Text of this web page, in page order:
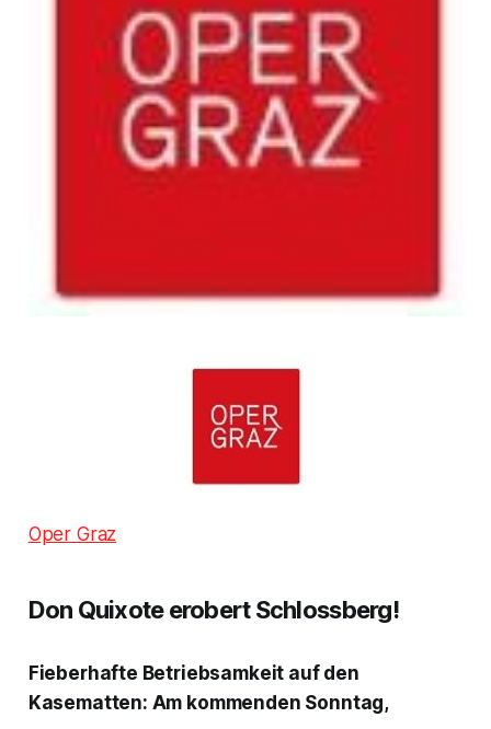
Oper Graz
Don Quixote erobert Schlossberg!
Fieberhafte Betriebsamkeit auf den
Kasematten: Am kommenden Sonntag,